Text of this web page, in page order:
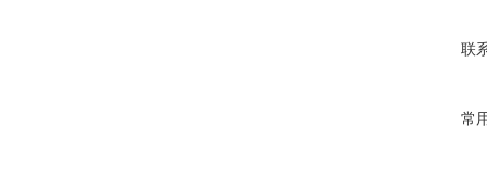
联
常